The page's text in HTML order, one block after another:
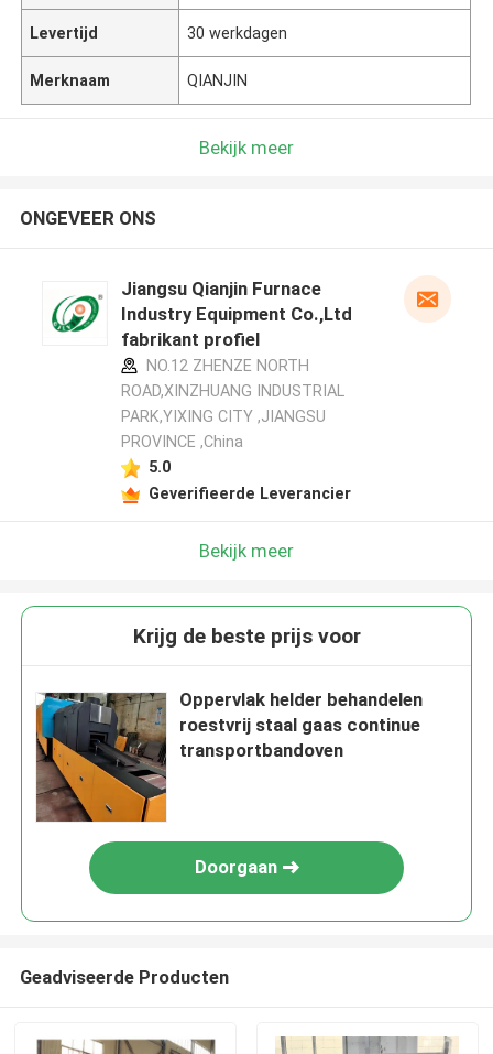
Levertijd 30 werkdagen
Merknaam QIANJIN
Bekijk meer
ONGEVEER ONS
Jiangsu Qianjin Furnace
Industry Equipment Co.,Ltd
fabrikant profiel
NO.12 ZHENZE NORTH
ROAD,XINZHUANG INDUSTRIAL
PARK,YIXING CITY ,JIANGSU
PROVINCE ,China
5.0
Geverifieerde Leverancier
Bekijk meer
Krijg de beste prijs voor
Oppervlak helder behandelen
roestvrij staal gaas continue
transportbandoven
Doorgaan
Geadviseerde Producten